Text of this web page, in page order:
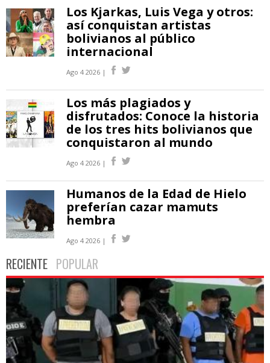
Los Kjarkas, Luis Vega y otros:
así conquistan artistas
bolivianos al público
internacional
Ago 4 2026 |
Los más plagiados y
disfrutados: Conoce la historia
de los tres hits bolivianos que
conquistaron al mundo
Ago 4 2026 |
Humanos de la Edad de Hielo
preferían cazar mamuts
hembra
Ago 4 2026 |
RECIENTE POPULAR